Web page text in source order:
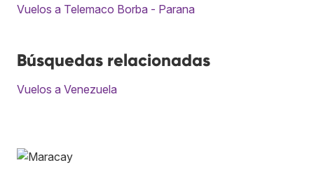
Vuelos a Telemaco Borba - Parana
Búsquedas relacionadas
Vuelos a Venezuela